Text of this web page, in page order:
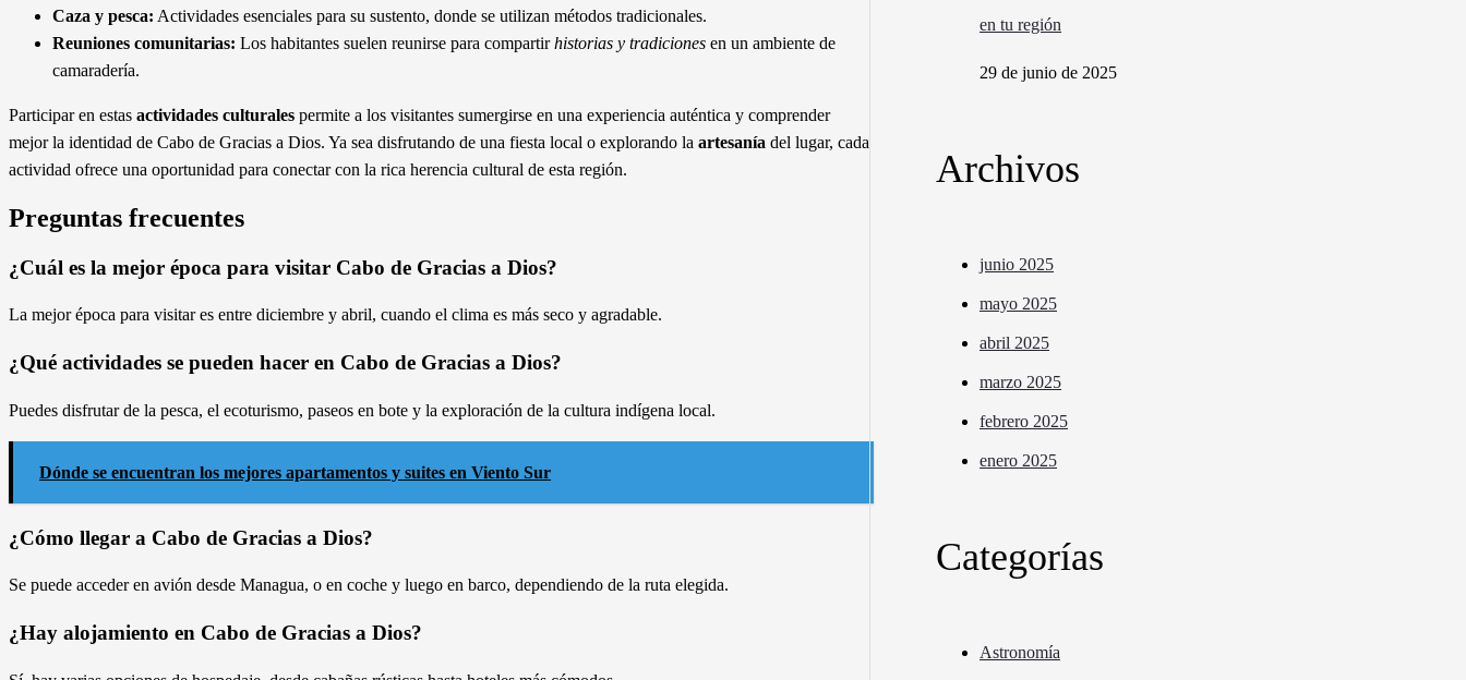
Caza y pesca: Actividades esenciales para su sustento, donde se utilizan métodos tradicionales.
Reuniones comunitarias: Los habitantes suelen reunirse para compartirhistorias y tradiciones en un ambiente de
camaradería.
Participar en estas actividades culturales permite a los visitantes sumergirse en una experiencia auténtica y comprender
mejor la identidad de Cabo de Gracias a Dios. Ya sea disfrutando de una fiesta local o explorando la artesanía del lugar, cada
actividad ofrece una oportunidad para conectar con la rica herencia cultural de esta región.
Preguntas frecuentes
¿Cuál es la mejor época para visitar Cabo de Gracias a Dios?
La mejor época para visitar es entre diciembre y abril, cuando el clima es más seco y agradable.
¿Qué actividades se pueden hacer en Cabo de Gracias a Dios?
Puedes disfrutar de la pesca, el ecoturismo, paseos en bote y la exploración de la cultura indígena local.
Dónde se encuentran los mejores apartamentos y suites en Viento Sur
¿Cómo llegar a Cabo de Gracias a Dios?
Se puede acceder en avión desde Managua, o en coche y luego en barco, dependiendo de la ruta elegida.
¿Hay alojamiento en Cabo de Gracias a Dios?
en tu región
29 de junio de 2025
Archivos
junio 2025
mayo 2025
abril 2025
marzo 2025
febrero 2025
enero 2025
Categorías
Astronomía